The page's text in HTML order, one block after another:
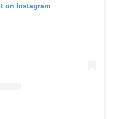
on Instagram